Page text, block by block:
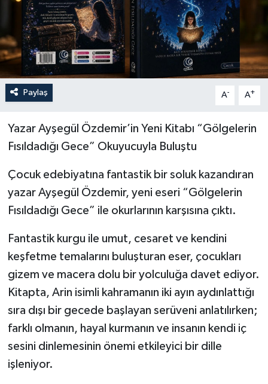
Paylaş A- A+
Yazar Ayşegül Özdemir’in Yeni Kitabı “Gölgelerin
Fısıldadığı Gece” Okuyucuyla Buluştu
Çocuk edebiyatına fantastik bir soluk kazandıran
yazar Ayşegül Özdemir, yeni eseri “Gölgelerin
Fısıldadığı Gece” ile okurlarının karşısına çıktı.
Fantastik kurgu ile umut, cesaret ve kendini
keşfetme temalarını buluşturan eser, çocukları
gizem ve macera dolu bir yolculuğa davet ediyor.
Kitapta, Arin isimli kahramanın iki ayın aydınlattığı
sıra dışı bir gecede başlayan serüveni anlatılırken;
farklı olmanın, hayal kurmanın ve insanın kendi iç
sesini dinlemesinin önemi etkileyici bir dille
işleniyor.